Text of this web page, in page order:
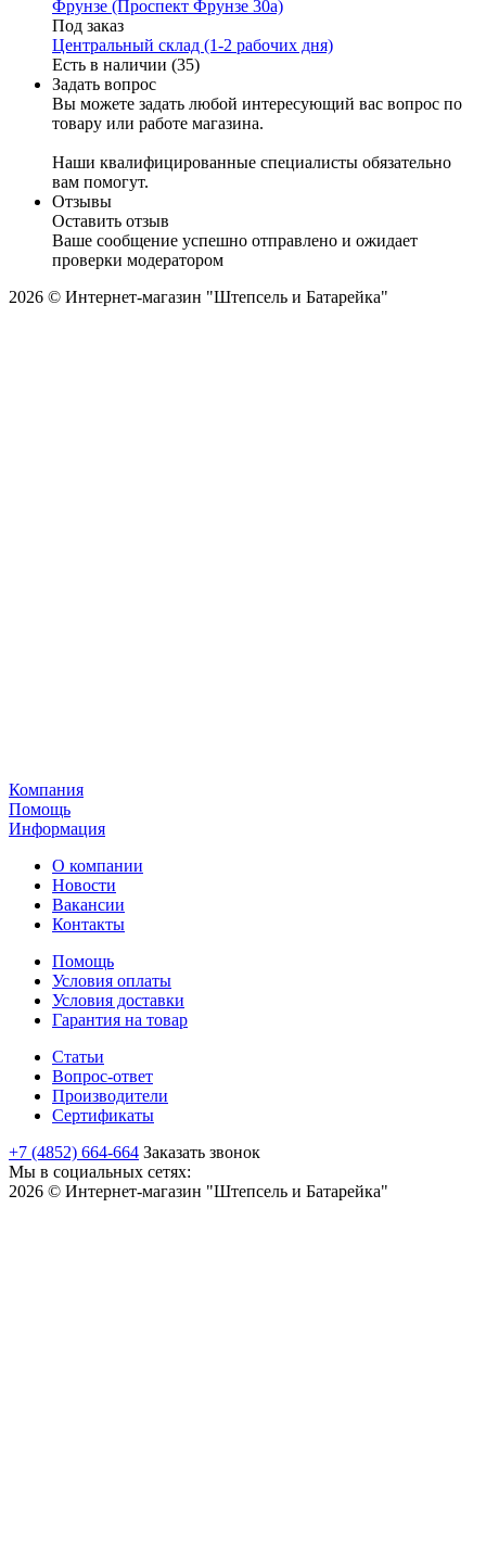
Фрунзе (Проспект Фрунзе 30а)
Под заказ
Центральный склад (1-2 рабочих дня)
Есть в наличии (35)
Задать вопрос
Вы можете задать любой интересующий вас вопрос по
товару или работе магазина.
Наши квалифицированные специалисты обязательно
вам помогут.
Отзывы
Оставить отзыв
Ваше сообщение успешно отправлено и ожидает
проверки модератором
2026 © Интернет-магазин "Штепсель и Батарейка"
Компания
Помощь
Информация
О компании
Новости
Вакансии
Контакты
Помощь
Условия оплаты
Условия доставки
Гарантия на товар
Статьи
Вопрос-ответ
Производители
Сертификаты
+7 (4852) 664-664 Заказать звонок
Мы в социальных сетях:
2026 © Интернет-магазин "Штепсель и Батарейка"